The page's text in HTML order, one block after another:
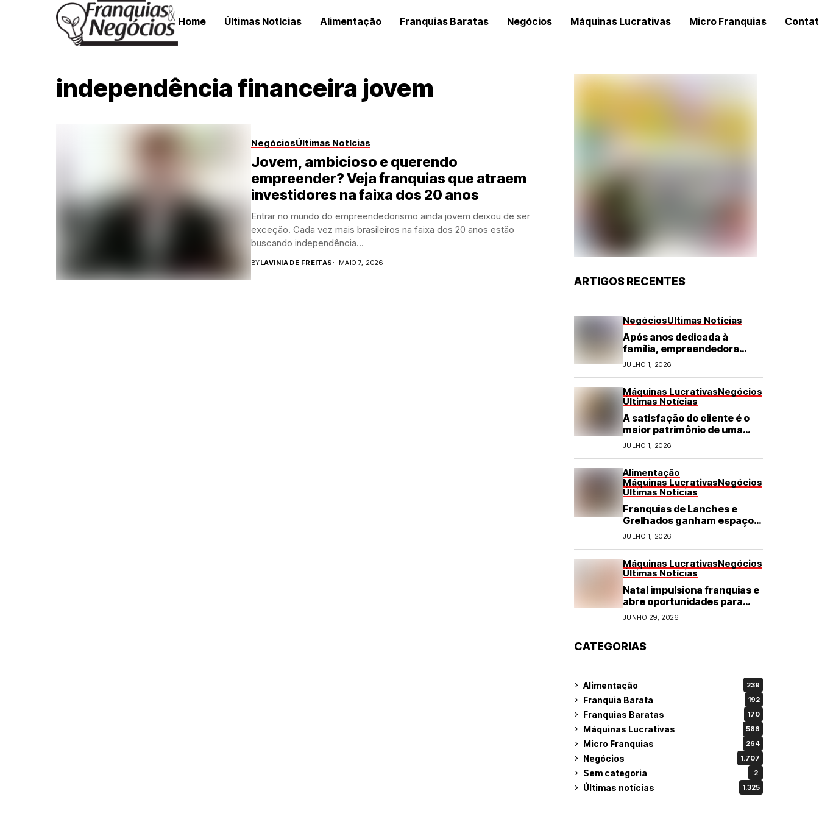
Home Últimas Notícias Alimentação Franquias Baratas Negócios Máquinas Lucrativas Micro Franquias
independência financeira jovem
NegóciosÚltimas Notícias
Jovem, ambicioso e querendo
empreender? Veja franquias que atraem
investidores na faixa dos 20 anos
Entrar no mundo do empreendedorismo ainda jovem deixou de ser
exceção. Cada vez mais brasileiros na faixa dos 20 anos estão
buscando independência...
BYLAVINIA DE FREITAS MAIO 7, 2026
ARTIGOS RECENTES
NegóciosÚltimas Notícias
Após anos dedicada à
família, empreendedora
transforma franquia de
turismo em negócio de
JULHO 1, 2026
Máquinas LucrativasNegócios
Últimas Notícias
A satisfação do cliente é o
maior patrimônio de uma
franquia
JULHO 1, 2026
Alimentação
Máquinas LucrativasNegócios
Últimas Notícias
Franquias de Lanches e
Grelhados ganham espaço
com demanda por refeições
rápidas e de qualidade
JULHO 1, 2026
Máquinas LucrativasNegócios
Últimas Notícias
Natal impulsiona franquias e
abre oportunidades para
diversos segmentos do
JUNHO 29, 2026
CATEGORIAS
Alimentação 239
Franquia Barata 192
Franquias Baratas 170
Máquinas Lucrativas 586
Micro Franquias 264
Negócios 1.707
Sem categoria 2
Últimas notícias 1.325